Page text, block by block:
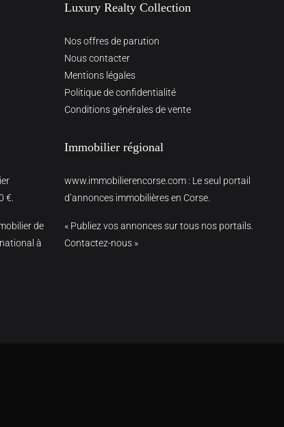
€.
de
à
Luxury Realty Collection
Nos offres de parution
Nous contacter
Mentions légales
Politique de confidentialité
Conditions générales de vente
Immobilier régional
www.immobilierencorse.com : Le seul portail
d’annonces immobilières en Corse.
« Publiez vos annonces sur tous nos portails.
Contactez-nous »